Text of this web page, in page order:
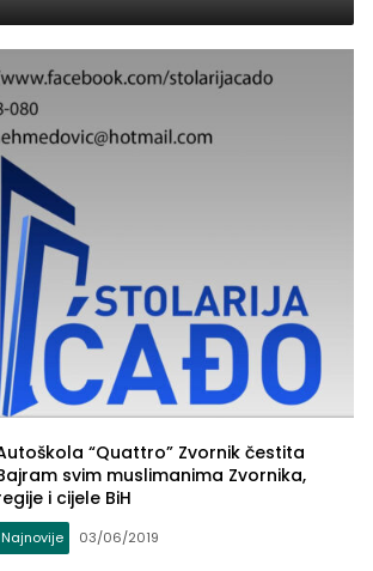
“Quattro” Zvornik čestita
svim muslimanima Zvornika,
i cijele BiH
Najnovije 03/06/2019